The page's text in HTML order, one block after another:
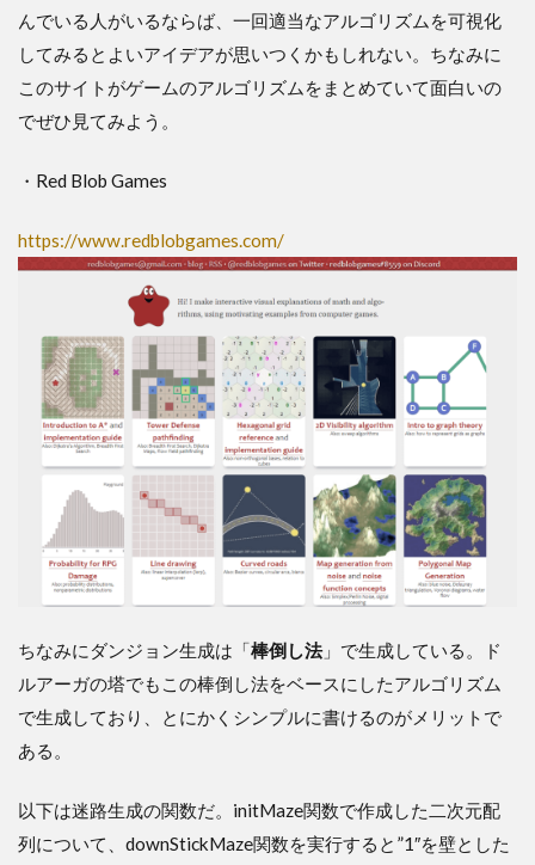
んでいる人がいるならば、一回適当なアルゴリズムを可視化
してみるとよいアイデアが思いつくかもしれない。ちなみに
このサイトがゲームのアルゴリズムをまとめていて面白いの
でぜひ見てみよう。
・Red Blob Games
https://www.redblobgames.com/
ちなみにダンジョン生成は「棒倒し法」で生成している。ド
ルアーガの塔でもこの棒倒し法をベースにしたアルゴリズム
で生成しており、とにかくシンプルに書けるのがメリットで
ある。
以下は迷路生成の関数だ。initMaze関数で作成した二次元配
列について、downStickMaze関数を実行すると”1″を壁とした